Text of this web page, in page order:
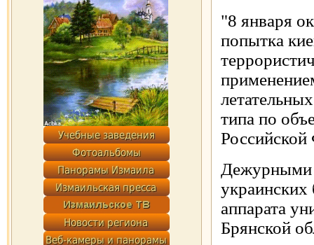
"8 января
попытка
типа по
Дежурными
украинских
аппарата
Брянской